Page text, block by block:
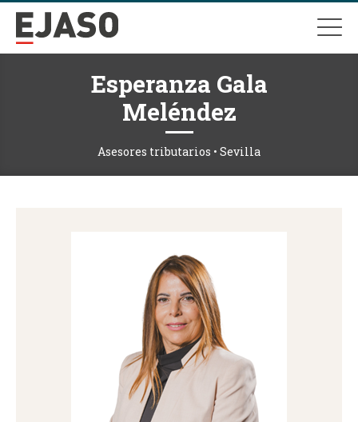
Esperanza Gala
Meléndez
Asesores tributarios • Sevilla